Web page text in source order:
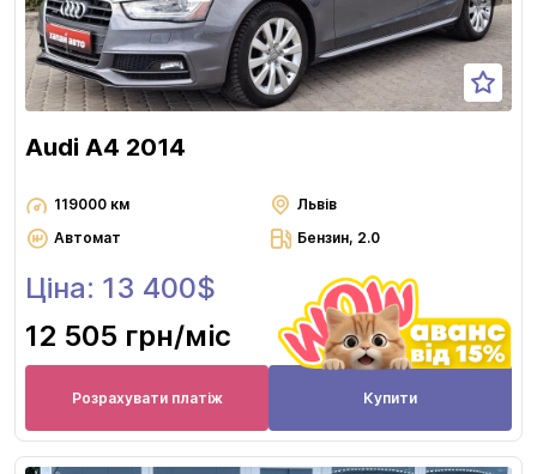
Audi A4 2014
119000 км
Львів
Автомат
Бензин, 2.0
Ціна: 13 400$
12 505 грн/міс
Розрахувати платіж Купити